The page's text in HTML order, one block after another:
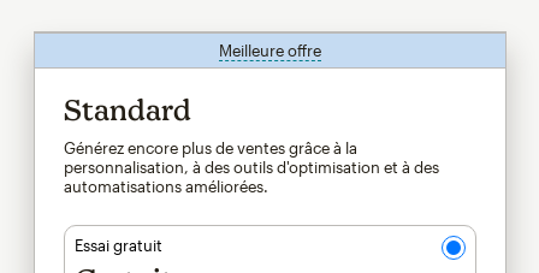
Meilleure offreinfobulle
Standard
Générez encore plus de ventes grâce à la
personnalisation, à des outils d'optimisation et à des
automatisations améliorées.
Essai gratuit